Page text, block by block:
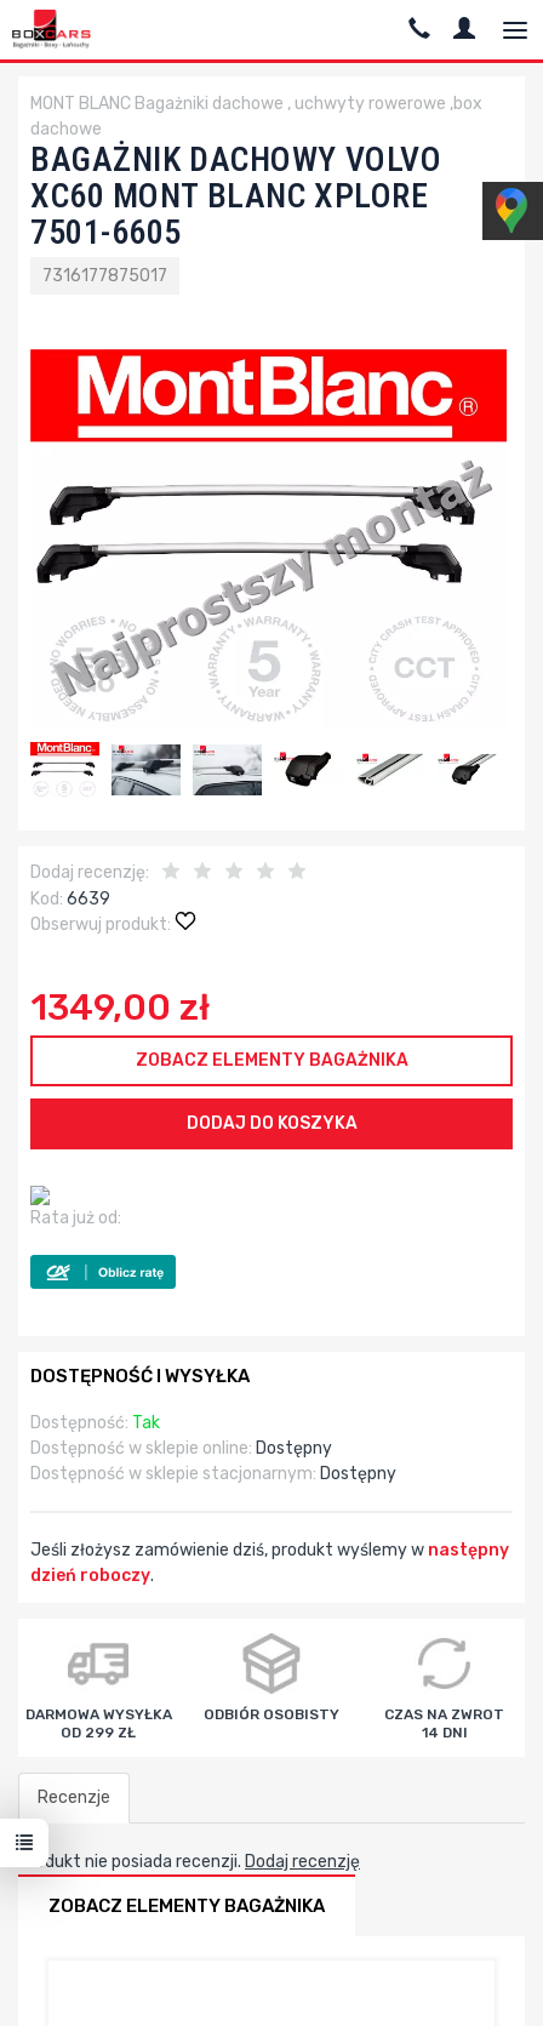
MONT BLANC Bagażniki dachowe , uchwyty rowerowe ,box
dachowe
BAGAŻNIK DACHOWY VOLVO
XC60 MONT BLANC XPLORE
7501-6605
7316177875017
Dodaj recenzję:
Kod: 6639
Obserwuj produkt:
1349,00 zł
ZOBACZ ELEMENTY BAGAŻNIKA
Rata już od:
DOSTĘPNOŚĆ I WYSYŁKA
Dostępność: Tak
Dostępność w sklepie online: Dostępny
Dostępność w sklepie stacjonarnym: Dostępny
Jeśli złożysz zamówienie dziś, produkt wyślemy w następny
dzień roboczy.
godz min
DARMOWA WYSYŁKA
OD 299 ZŁ
ODBIÓR OSOBISTY
CZAS NA ZWROT
14 DNI
Recenzje
Produkt nie posiada recenzji. Dodaj recenzję
ZOBACZ ELEMENTY BAGAŻNIKA